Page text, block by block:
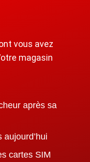
vous avez
magasin
après sa
cartes SIM